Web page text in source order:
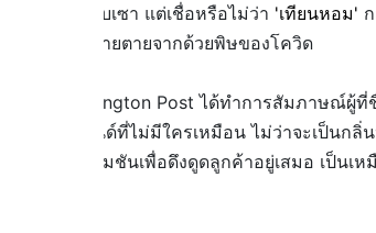
เศรษฐกิจก็ซบเซา แต่เชื่อหรือไม่ว่า 'เทียนหอม'
ๆ ที่ต่างล้มหายตายจากด้วยพิษของโควิด
The Washington Post ได้ทำการสัมภาษณ์ผู้
กร่งของแบรนด์ที่ไม่มีใครเหมือน ไม่ว่าจะเป็น
การใช้โปรโมชันเพื่อดึงดูดลูกค้าอยู่เสมอ เป็นเ